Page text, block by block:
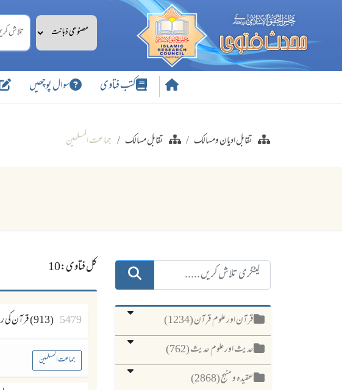
کتب فتاوی سوال پوچھیں
تقابل ادیان ومسالک تقابل مسالک جماعت المسلمین
قرآن اور علوم قرآن (1234)
حدیث اور علوم حدیث (762)
عقیدہ و منہج (2868)
کل فتاوی:10
5479 (913) قرآن کی رو سے ہمارانام صرف مسلم ہے پھر کیوں..الخ
جماعت المسلمین